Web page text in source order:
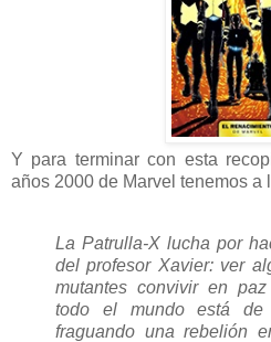
Y para terminar con esta
años 2000 de Marvel tenemos a
La Patrulla-X lucha por
del profesor Xavier: ver
mutantes convivir en
todo el mundo está
fraguando una rebelión